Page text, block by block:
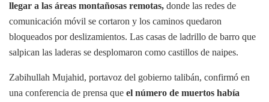
llegar a las áreas montañosas remotas, donde las redes de
comunicación móvil se cortaron y los caminos quedaron
bloqueados por deslizamientos. Las casas de ladrillo de barro que
salpican las laderas se desplomaron como castillos de naipes.
Zabihullah Mujahid, portavoz del gobierno talibán, confirmó en
una conferencia de prensa que el número de muertos había